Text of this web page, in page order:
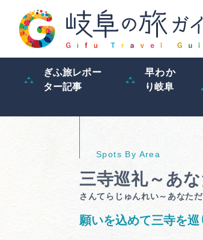
ぎふ旅レポー
ター記事
早わか
り岐阜
三寺巡礼～あ
さんてらじゅんれい～あなた
願いを込めて三寺を